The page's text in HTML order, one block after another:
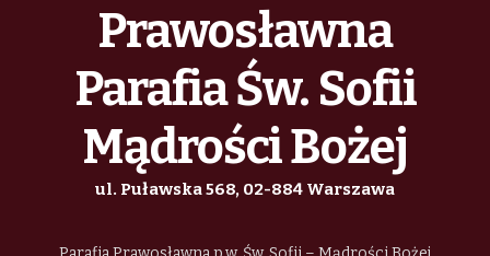
Prawosławna
Parafia Św. Sofii
Mądrości Bożej
ul. Puławska 568, 02-884 Warszawa